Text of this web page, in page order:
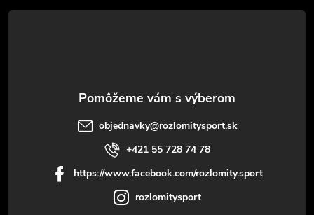
t
objednavky@rozlomitysport.sk
+421 55 728 74 78
https://www.facebook.com/rozlomity.sport
rozlomitysport